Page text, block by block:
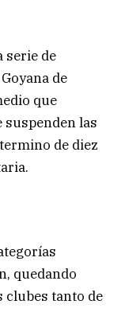
serie de
de
que
las
de diez
quedando
clubes tanto de